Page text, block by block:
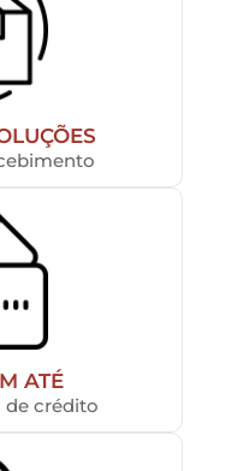
ATÉ
de crédito